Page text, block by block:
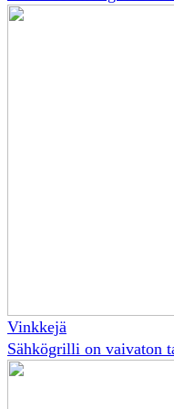
Vinkkejä
Sähkögrilli on vaivaton